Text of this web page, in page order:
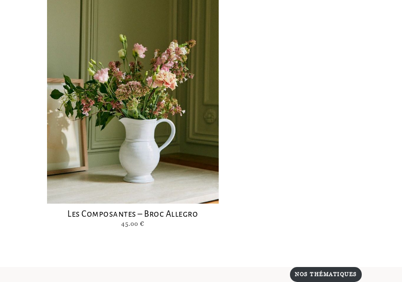
Les Composantes – Broc Allegro
45.00 €
NOS THÉMATIQUES